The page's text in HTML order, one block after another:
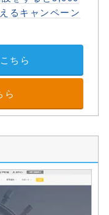
るキャンペーン
ちら
ら